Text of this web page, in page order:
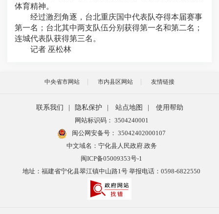
体育精神。
经过激烈角逐，台北重庆国中代表队夺得本届赛事
第一名；台北其中两支队伍分别获得第一名和第二名；
连城代表队获得第三名。
记者 巫松林
中央省市网站 市内县区网站 友情链接
联系我们 | 隐私保护 | 站点地图 |
使用帮助
网站标识码： 3504240001
闽公网安备号： 35042402000107
中文域名：宁化县人民政府.政务
闽ICP备05009353号-1
地址：福建省宁化县翠江镇中山路1号 举报电话：0598-6822550